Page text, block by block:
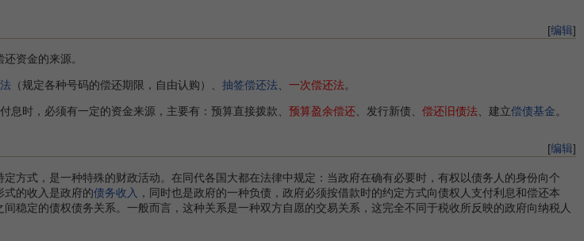
[编辑]
资金的来源。
（规定各种号码的偿还期限，自由认购）、 抽签偿还法 一次偿还法。
息时，必须有一定的资金来源，主要有：预算直接拨款、 预算盈余偿还 、发行新债、 偿还旧债法 、建立偿债基金。
[编辑]
式，是一种特殊的财政活动。在同代各国大都在法律中规定：当政府在确有必要时，有权以债务人的身份向个
式的收入是政府的债务收入 ，同时也是政府的一种负债，政府必须按借款时的约定方式向债权人支付利息和偿还本
稳定的债权债务关系。一般而言，这种关系是一种双方自愿的交易关系，这完全不同于税收所反映的政府向纳税人